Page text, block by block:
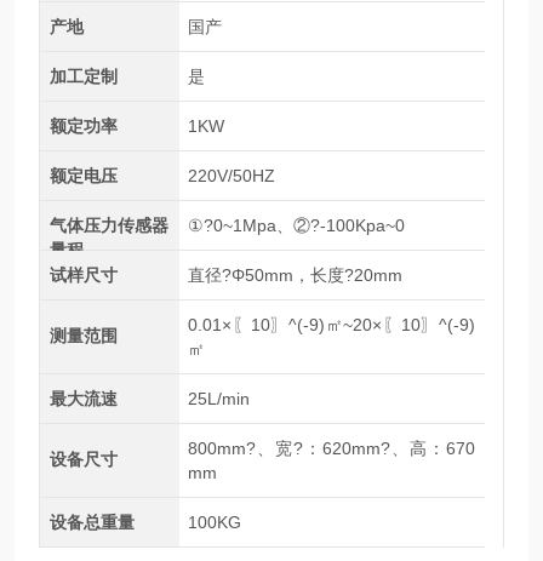
产地 国产
加工定制 是
额定功率 1KW
额定电压 220V/50HZ
气体压力传感器
量程
①?0~1Mpa、②?-100Kpa~0
试样尺寸 直径?Φ50mm，长度?20mm
测量范围
0.01×〖10〗^(-9)㎡~20×〖10〗^(-9)
㎡
最大流速 25L/min
设备尺寸
800mm?、宽?：620mm?、高：670
mm
设备总重量 100KG